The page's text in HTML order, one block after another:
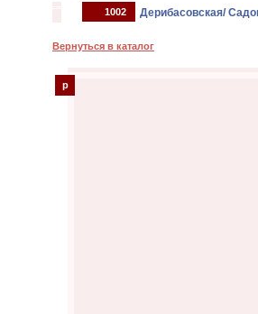
1002 Дерибасовская/
Вернуться в каталог
p